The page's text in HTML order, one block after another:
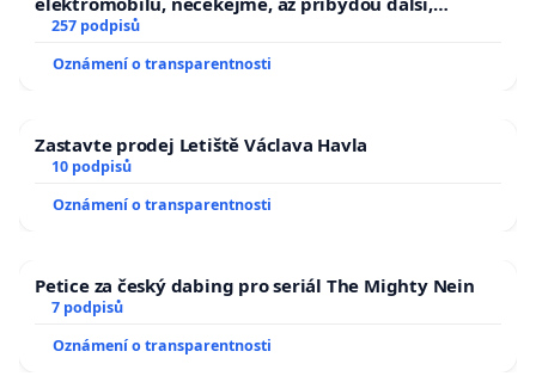
zaveďme slyšitelná auta!
257 podpisů
Oznámení o transparentnosti
Zastavte prodej Letiště Václava Havla
10 podpisů
Oznámení o transparentnosti
Petice za český dabing pro seriál The Mighty Nein
7 podpisů
Oznámení o transparentnosti